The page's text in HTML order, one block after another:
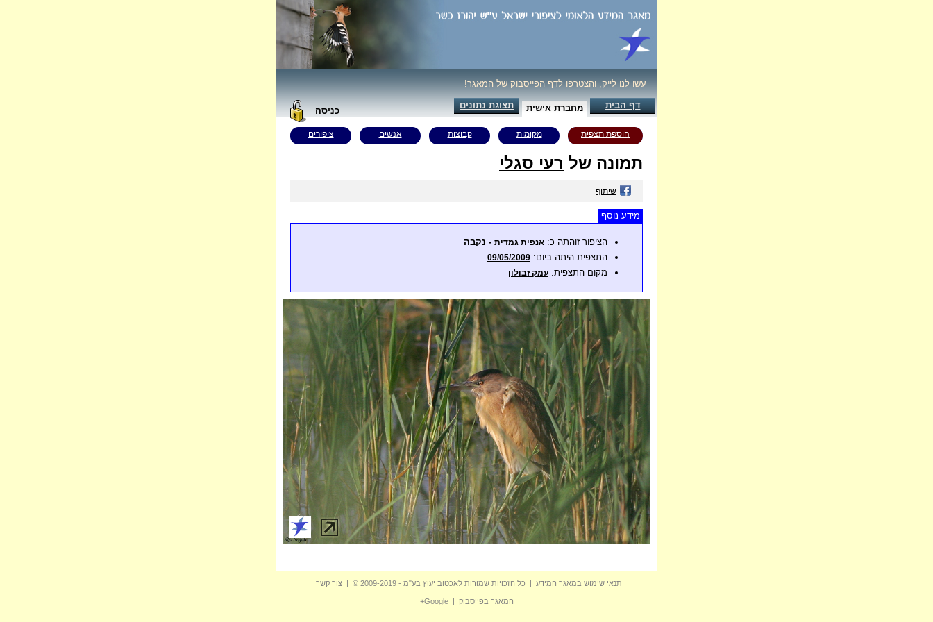
עשו לנו לייק, והצטרפו לדף הפייסבוק של המאגר!
דף הבית מחברת אישית תצוגת נתונים
כניסה
הוספת תצפית מקומות קבוצות אנשים ציפורים
תמונה של רעי סגלי
שיתוף
מידע נוסף
הציפור זוהתה כ: אנפית גמדית - נקבה
התצפית היתה ביום: 09/05/2009
מקום התצפית: עמק זבולון
תנאי שימוש במאגר המידע | כל הזכויות שמורות לאכטוב יעוץ בע"מ - 2009-2019 © | צור קשר
המאגר בפייסבוק |
Google+